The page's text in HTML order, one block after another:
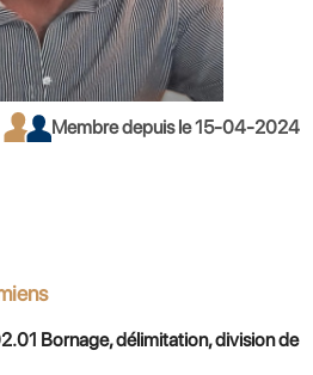
Membre depuis le 15-04-2024
Bornage, délimitation, division de